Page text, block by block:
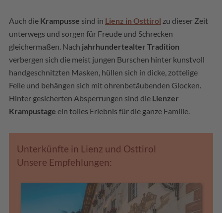
Auch die Krampusse sind in Lienz in Osttirol zu dieser Zeit
unterwegs und sorgen für Freude und Schrecken
gleichermaßen. Nach jahrhundertealter Tradition
verbergen sich die meist jungen Burschen hinter kunstvoll
handgeschnitzten Masken, hüllen sich in dicke, zottelige
Felle und behängen sich mit ohrenbetäubenden Glocken.
Hinter gesicherten Absperrungen sind die Lienzer
Krampustage ein tolles Erlebnis für die ganze Familie.
Unterkünfte in Lienz und Osttirol
Unsere Empfehlungen: